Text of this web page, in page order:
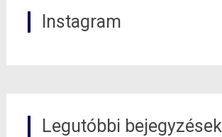
Instagram
Legutóbbi bejegyzések